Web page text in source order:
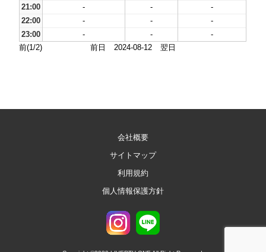
21:00
- -
-
22:00
- -
-
23:00
- -
-
前(1/2)
前日 2024-08-12 翌日
会社概要
サイトマップ
利用規約
個人情報保護方針